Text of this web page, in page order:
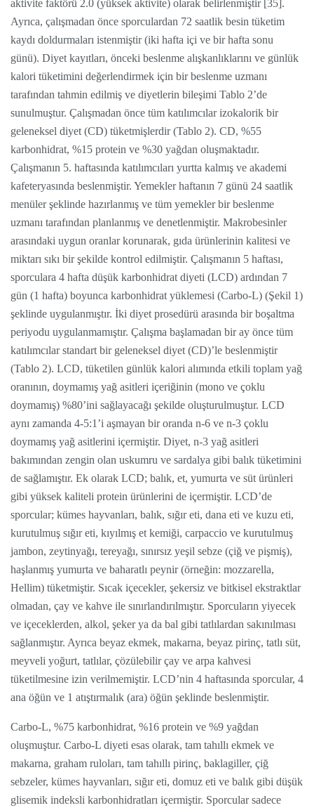
aktivite faktörü 2.0 (yüksek aktivite) olarak belirlenmiştir [35].
Ayrıca, çalışmadan önce sporculardan 72 saatlik besin tüketim
kaydı doldurmaları istenmiştir (iki hafta içi ve bir hafta sonu
günü). Diyet kayıtları, önceki beslenme alışkanlıklarını ve günlük
kalori tüketimini değerlendirmek için bir beslenme uzmanı
tarafından tahmin edilmiş ve diyetlerin bileşimi Tablo 2’de
sunulmuştur. Çalışmadan önce tüm katılımcılar izokalorik bir
geleneksel diyet (CD) tüketmişlerdir (Tablo 2). CD, %55
karbonhidrat, %15 protein ve %30 yağdan oluşmaktadır.
Çalışmanın 5. haftasında katılımcıları yurtta kalmış ve akademi
kafeteryasında beslenmiştir. Yemekler haftanın 7 günü 24 saatlik
menüler şeklinde hazırlanmış ve tüm yemekler bir beslenme
uzmanı tarafından planlanmış ve denetlenmiştir. Makrobesinler
arasındaki uygun oranlar korunarak, gıda ürünlerinin kalitesi ve
miktarı sıkı bir şekilde kontrol edilmiştir. Çalışmanın 5 haftası,
sporculara 4 hafta düşük karbonhidrat diyeti (LCD) ardından 7
gün (1 hafta) boyunca karbonhidrat yüklemesi (Carbo-L) (Şekil 1)
şeklinde uygulanmıştır. İki diyet prosedürü arasında bir boşaltma
periyodu uygulanmamıştır. Çalışma başlamadan bir ay önce tüm
katılımcılar standart bir geleneksel diyet (CD)’le beslenmiştir
(Tablo 2). LCD, tüketilen günlük kalori alımında etkili toplam yağ
oranının, doymamış yağ asitleri içeriğinin (mono ve çoklu
doymamış) %80’ini sağlayacağı şekilde oluşturulmuştur. LCD
aynı zamanda 4-5:1’i aşmayan bir oranda n-6 ve n-3 çoklu
doymamış yağ asitlerini içermiştir. Diyet, n-3 yağ asitleri
bakımından zengin olan uskumru ve sardalya gibi balık tüketimini
de sağlamıştır. Ek olarak LCD; balık, et, yumurta ve süt ürünleri
gibi yüksek kaliteli protein ürünlerini de içermiştir. LCD’de
sporcular; kümes hayvanları, balık, sığır eti, dana eti ve kuzu eti,
kurutulmuş sığır eti, kıyılmış et kemiği, carpaccio ve kurutulmuş
jambon, zeytinyağı, tereyağı, sınırsız yeşil sebze (çiğ ve pişmiş),
haşlanmış yumurta ve baharatlı peynir (örneğin: mozzarella,
Hellim) tüketmiştir. Sıcak içecekler, şekersiz ve bitkisel ekstraktlar
olmadan, çay ve kahve ile sınırlandırılmıştır. Sporcuların yiyecek
ve içeceklerden, alkol, şeker ya da bal gibi tatlılardan sakınılması
sağlanmıştır. Ayrıca beyaz ekmek, makarna, beyaz pirinç, tatlı süt,
meyveli yoğurt, tatlılar, çözülebilir çay ve arpa kahvesi
tüketilmesine izin verilmemiştir. LCD’nin 4 haftasında sporcular, 4
ana öğün ve 1 atıştırmalık (ara) öğün şeklinde beslenmiştir.
Carbo-L, %75 karbonhidrat, %16 protein ve %9 yağdan
oluşmuştur. Carbo-L diyeti esas olarak, tam tahıllı ekmek ve
makarna, graham ruloları, tam tahıllı pirinç, baklagiller, çiğ
sebzeler, kümes hayvanları, sığır eti, domuz eti ve balık gibi düşük
glisemik indeksli karbonhidratları içermiştir. Sporcular sadece